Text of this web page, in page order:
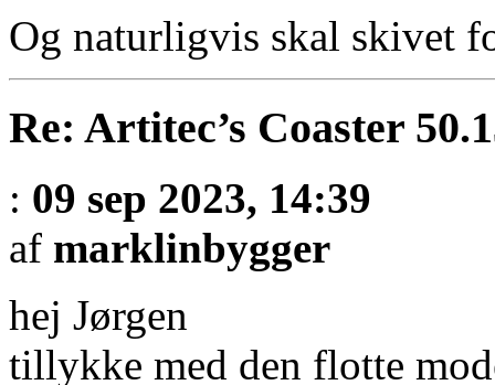
Og naturligvis skal skivet
Re: Artitec’s Coaster
: 09 sep 2023, 14:39
af marklinbygger
hej Jørgen
tillykke med den flotte